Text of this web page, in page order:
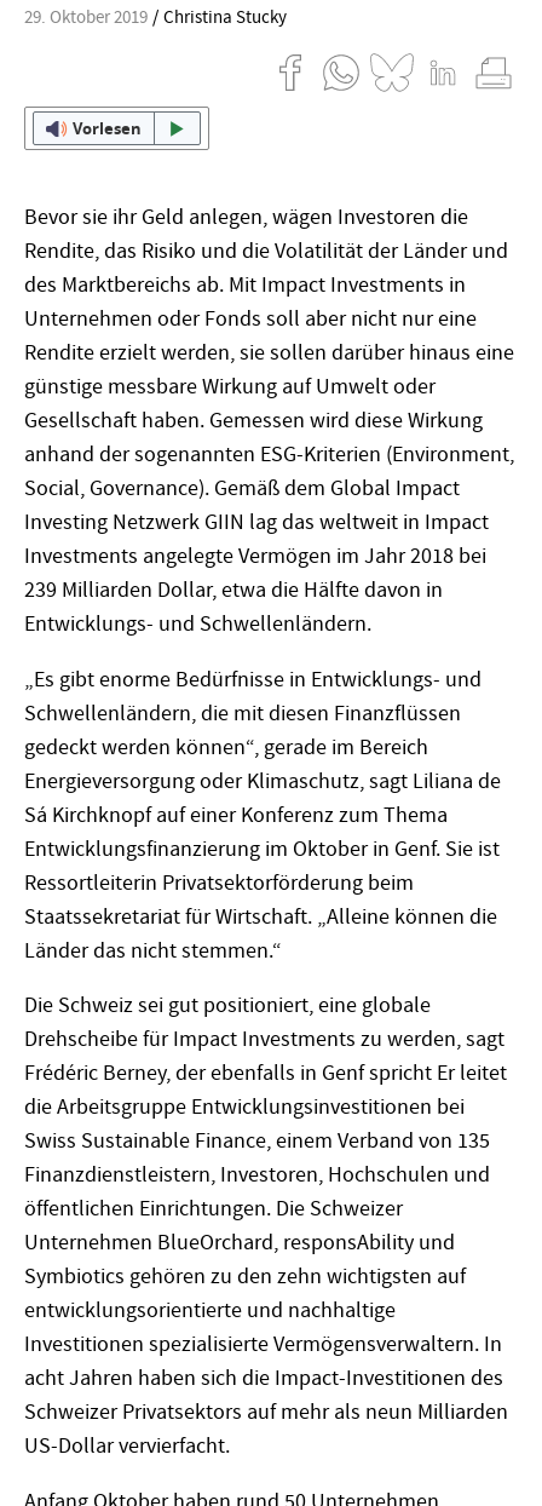
29. Oktober 2019 Christina Stucky
Vorlesen
Bevor sie ihr Geld anlegen, wägen Investoren die
Rendite, das Risiko und die Volatilität der Länder und
des Marktbereichs ab. Mit Impact Investments in
Unternehmen oder Fonds soll aber nicht nur eine
Rendite erzielt werden, sie sollen darüber hinaus eine
günstige messbare Wirkung auf Umwelt oder
Gesellschaft haben. Gemessen wird diese Wirkung
anhand der sogenannten ESG-Kriterien (Environment,
Social, Governance). Gemäß dem Global Impact
Investing Netzwerk GIIN lag das weltweit in Impact
Investments angelegte Vermögen im Jahr 2018 bei
239 Milliarden Dollar, etwa die Hälfte davon in
Entwicklungs- und Schwellenländern.
„Es gibt enorme Bedürfnisse in Entwicklungs- und
Schwellenländern, die mit diesen Finanzflüssen
gedeckt werden können“, gerade im Bereich
Energieversorgung oder Klimaschutz, sagt Liliana de
Sá Kirchknopf auf einer Konferenz zum Thema
Entwicklungsfinanzierung im Oktober in Genf. Sie ist
Ressortleiterin Privatsektorförderung beim
Staatssekretariat für Wirtschaft. „Alleine können die
Länder das nicht stemmen.“
Die Schweiz sei gut positioniert, eine globale
Drehscheibe für Impact Investments zu werden, sagt
Frédéric Berney, der ebenfalls in Genf spricht Er leitet
die Arbeitsgruppe Entwicklungsinvestitionen bei
Swiss Sustainable Finance, einem Verband von 135
Finanzdienstleistern, Investoren, Hochschulen und
öffentlichen Einrichtungen. Die Schweizer
Unternehmen BlueOrchard, responsAbility und
Symbiotics gehören zu den zehn wichtigsten auf
entwicklungsorientierte und nachhaltige
Investitionen spezialisierte Vermögensverwaltern. In
acht Jahren haben sich die Impact-Investitionen des
Schweizer Privatsektors auf mehr als neun Milliarden
US-Dollar vervierfacht.